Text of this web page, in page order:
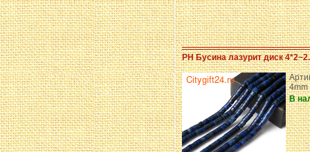
PH Бусина лазурит диск
4mm
В